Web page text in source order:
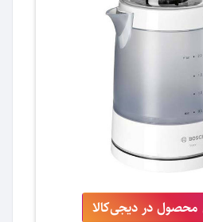
در دیجی‌کالا